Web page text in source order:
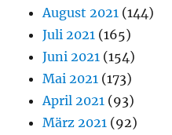
August 2021 (144)
Juli 2021 (165)
Juni 2021 (154)
Mai 2021 (173)
April 2021 (93)
März 2021 (92)